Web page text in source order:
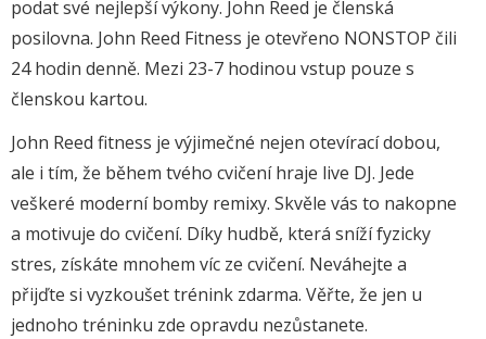
podat své nejlepší výkony. John Reed je členská
posilovna. John Reed Fitness je otevřeno NONSTOP čili
24 hodin denně. Mezi 23-7 hodinou vstup pouze s
členskou kartou.
John Reed fitness je výjimečné nejen otevírací dobou,
ale i tím, že během tvého cvičení hraje live DJ. Jede
veškeré moderní bomby remixy. Skvěle vás to nakopne
a motivuje do cvičení. Díky hudbě, která sníží fyzicky
stres, získáte mnohem víc ze cvičení. Neváhejte a
přijďte si vyzkoušet trénink zdarma. Věřte, že jen u
jednoho tréninku zde opravdu nezůstanete.